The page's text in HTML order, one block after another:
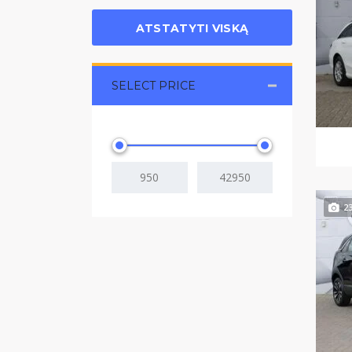
ATSTATYTI VISKĄ
SELECT PRICE
23